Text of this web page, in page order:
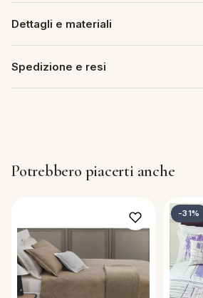
Dettagli e materiali
Spedizione e resi
Potrebbero piacerti anche
-31%